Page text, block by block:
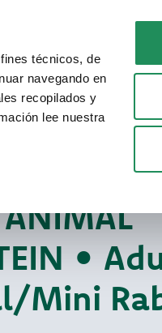
técnicos, de
navegando en
recopilados y
lee nuestra
PARA TU GATO
•
Mini